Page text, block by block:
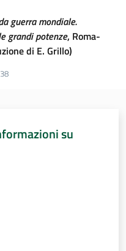
guerra mondiale.
grandi potenze, Roma-
di E. Grillo)
su